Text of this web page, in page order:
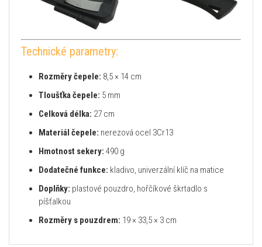
Technické parametry:
Rozměry čepele: 8,5 × 14 cm
Tloušťka čepele: 5 mm
Celková délka: 27 cm
Materiál čepele: nerezová ocel 3Cr13
Hmotnost sekery: 490 g
Dodatečné funkce: kladivo, univerzální klíč na matice
Doplňky: plastové pouzdro, hořčíkové škrtadlo s
píšťalkou
Rozměry s pouzdrem: 19 × 33,5 × 3 cm